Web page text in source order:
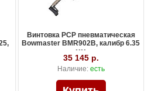
Винтовка PCP пневматическая
Bowmaster BMR902B, калибр 6.35
мм
35 145 р.
Наличие: есть